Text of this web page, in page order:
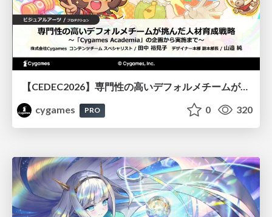
【CEDEC2026】専門性の高いデフォルメチームが挑んだ人材育成戦略 〜Cygames Academiaの企画から実施まで〜
cygames
PRO 0 320